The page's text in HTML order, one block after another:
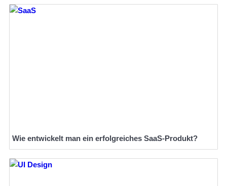
Wie entwickelt man ein erfolgreiches SaaS-Produkt?